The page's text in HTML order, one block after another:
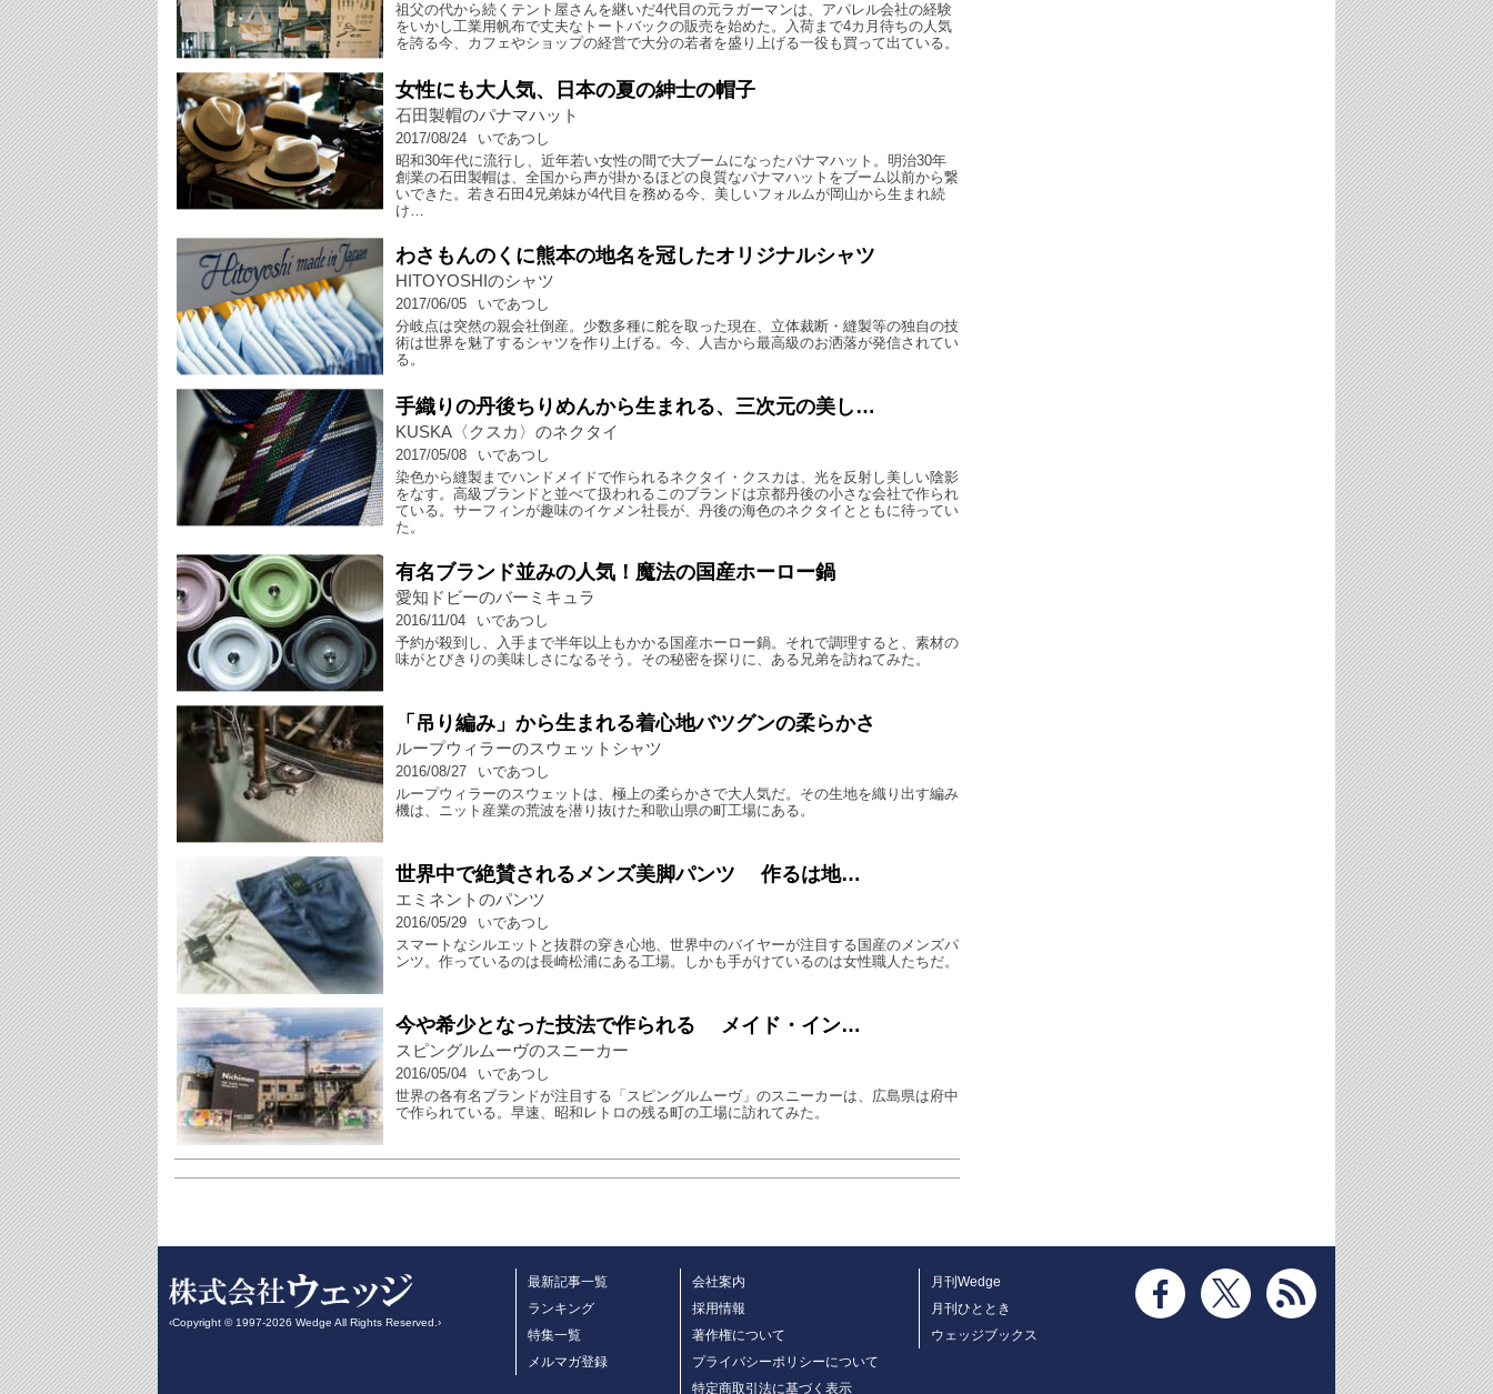
祖父の代から続くテント屋さんを継いだ4代目の元ラガーマンは、アパレル会社の経験
をいかし工業用帆布で丈夫なトートバックの販売を始めた。入荷まで4カ月待ちの人気
を誇る今、カフェやショップの経営で大分の若者を盛り上げる一役も買って出ている。
女性にも大人気、日本の夏の紳士の帽子
石田製帽のパナマハット
2017/08/24
いであつし
昭和30年代に流行し、近年若い女性の間で大ブームになったパナマハット。明治30年
創業の石田製帽は、全国から声が掛かるほどの良質なパナマハットをブーム以前から繋
いできた。若き石田4兄弟妹が4代目を務める今、美しいフォルムが岡山から生まれ続
け…
わさもんのくに熊本の地名を冠したオリジナルシャツ
HITOYOSHIのシャツ
2017/06/05
いであつし
分岐点は突然の親会社倒産。少数多種に舵を取った現在、立体裁断・縫製等の独自の技
術は世界を魅了するシャツを作り上げる。今、人吉から最高級のお洒落が発信されてい
る。
手織りの丹後ちりめんから生まれる、三次元の美し…
KUSKA〈クスカ〉のネクタイ
2017/05/08
いであつし
染色から縫製までハンドメイドで作られるネクタイ・クスカは、光を反射し美しい陰影
をなす。高級ブランドと並べて扱われるこのブランドは京都丹後の小さな会社で作られ
ている。サーフィンが趣味のイケメン社長が、丹後の海色のネクタイとともに待ってい
た。
有名ブランド並みの人気！魔法の国産ホーロー鍋
愛知ドビーのバーミキュラ
2016/11/04
いであつし
予約が殺到し、入手まで半年以上もかかる国産ホーロー鍋。それで調理すると、素材の
味がとびきりの美味しさになるそう。その秘密を探りに、ある兄弟を訪ねてみた。
「吊り編み」から生まれる着心地バツグンの柔らかさ
ループウィラーのスウェットシャツ
2016/08/27
いであつし
ループウィラーのスウェットは、極上の柔らかさで大人気だ。その生地を織り出す編み
機は、ニット産業の荒波を潜り抜けた和歌山県の町工場にある。
世界中で絶賛されるメンズ美脚パンツ 作るは地…
エミネントのパンツ
2016/05/29
いであつし
スマートなシルエットと抜群の穿き心地、世界中のバイヤーが注目する国産のメンズパ
ンツ。作っているのは長崎松浦にある工場。しかも手がけているのは女性職人たちだ。
今や希少となった技法で作られる メイド・イン…
スピングルムーヴのスニーカー
2016/05/04
いであつし
世界の各有名ブランドが注目する「スピングルムーヴ」のスニーカーは、広島県は府中
で作られている。早速、昭和レトロの残る町の工場に訪れてみた。
‹Copyright © 1997-2026 Wedge All Rights Reserved.›
最新記事一覧
ランキング
特集一覧
メルマガ登録
会社案内
採用情報
著作権について
プライバシーポリシーについて
特定商取引法に基づく表示
月刊Wedge
月刊ひととき
ウェッジブックス